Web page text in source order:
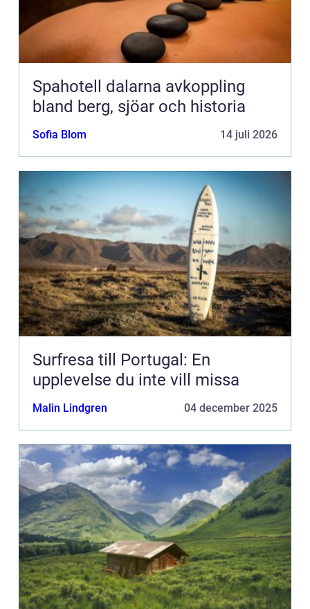
Spahotell dalarna avkoppling
bland berg, sjöar och historia
Sofia Blom 14 juli 2026
Surfresa till Portugal: En
upplevelse du inte vill missa
Malin Lindgren 04 december 2025